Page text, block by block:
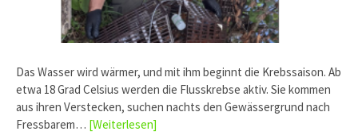
Das Wasser wird wärmer, und mit ihm beginnt die Krebssaison. Ab
etwa 18 Grad Celsius werden die Flusskrebse aktiv. Sie kommen
aus ihren Verstecken, suchen nachts den Gewässergrund nach
Fressbarem… [Weiterlesen]